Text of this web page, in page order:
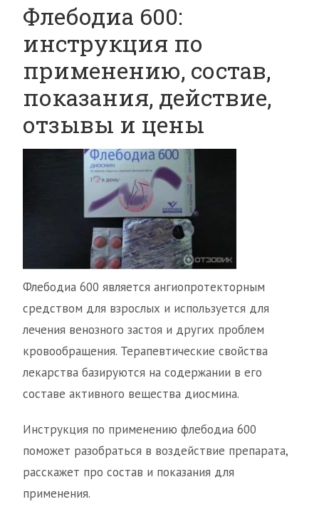
Флебодиа 600:
инструкция по
применению, состав,
показания, действие,
отзывы и цены
Флебодиа 600 является ангиопротекторным
средством для взрослых и используется для
лечения венозного застоя и других проблем
кровообращения. Терапевтические свойства
лекарства базируются на содержании в его
составе активного вещества диосмина.
Инструкция по применению флебодиа 600
поможет разобраться в воздействие препарата,
расскажет про состав и показания для
применения.